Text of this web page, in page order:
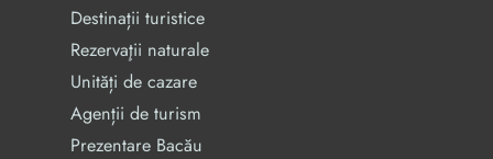
Destinații turistice
Rezervaţii naturale
Unități de cazare
Agenții de turism
Prezentare Bacău